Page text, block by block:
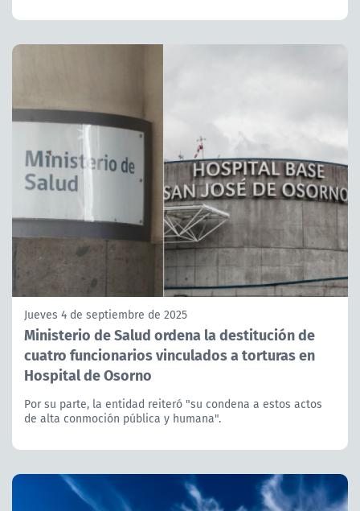
Jueves 4 de septiembre de 2025
Ministerio de Salud ordena la destitución de
cuatro funcionarios vinculados a torturas en
Hospital de Osorno
Por su parte, la entidad reiteró "su condena a estos actos
de alta conmoción pública y humana".